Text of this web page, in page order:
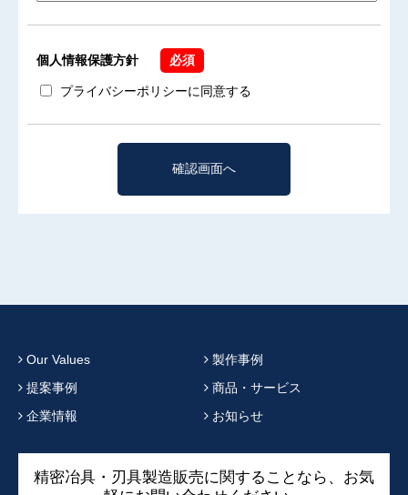
個人情報保護方針 必須
プライバシーポリシーに同意する
Our Values
製作事例
提案事例
商品・サービス
企業情報
お知らせ
精密冶具・刃具製造販売に関することなら、お気